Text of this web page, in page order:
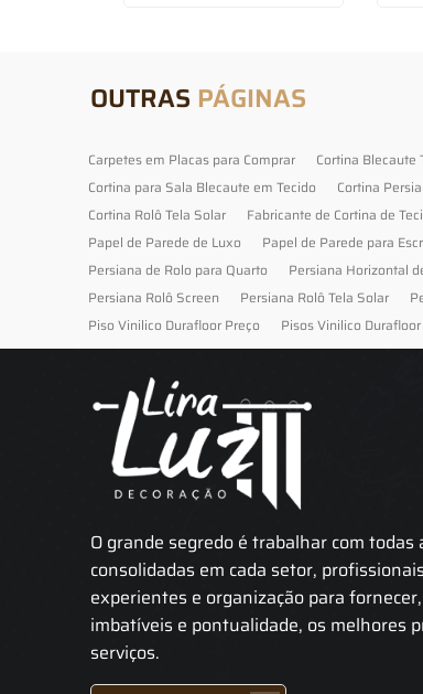
OUTRAS PÁGINAS
Carpetes em Placas para Comprar Cortina Blecaute
Cortina para Sala Blecaute em Tecido
Cortina
Cortina Rolô Tela Solar
Fabricante de Cortina de
Papel de Parede de Luxo
Papel de Parede para
Persiana de Rolo para Quarto
Persiana Horizontal
Persiana Rolô Screen
Persiana Rolô Tela Solar
Piso Vinilico Durafloor Preço
Pisos Vinilico Durafloor
O grande segredo é trabalhar com todas
consolidadas em cada setor, profissionais
experientes e organização para
imbatíveis e pontualidade, os melhores
serviços.